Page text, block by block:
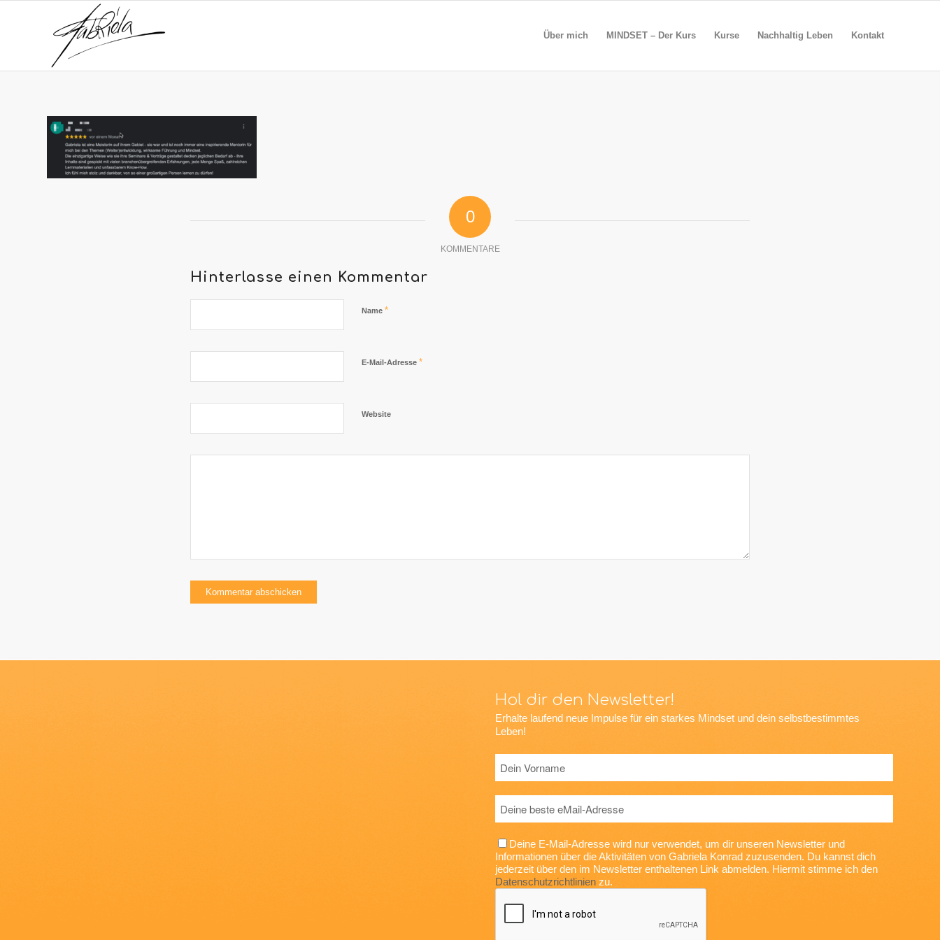
Über mich MINDSET – Der Kurs Kurse Nachhaltig Leben Kontakt
0
KOMMENTARE
Hinterlasse einen Kommentar
Name *
E-Mail-Adresse *
Website
Hol dir den Newsletter!
Erhalte laufend neue Impulse für ein starkes Mindset und dein selbstbestimmtes
Leben!
Deine E-Mail-Adresse wird nur verwendet, um dir unseren Newsletter und
Informationen über die Aktivitäten von Gabriela Konrad zuzusenden. Du kannst dich
jederzeit über den im Newsletter enthaltenen Link abmelden. Hiermit stimme ich den
Datenschutzrichtlinien zu.